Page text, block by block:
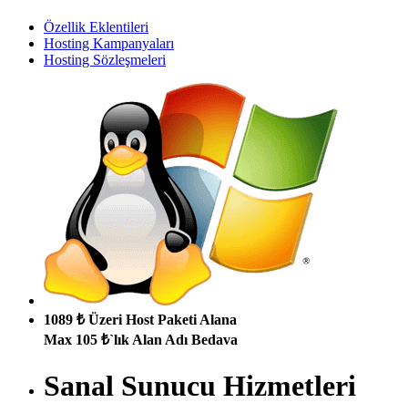
Özellik Eklentileri
Hosting Kampanyaları
Hosting Sözleşmeleri
1089 ₺ Üzeri Host Paketi Alana
Max 105 ₺`lık Alan Adı Bedava
Sanal Sunucu Hizmetleri